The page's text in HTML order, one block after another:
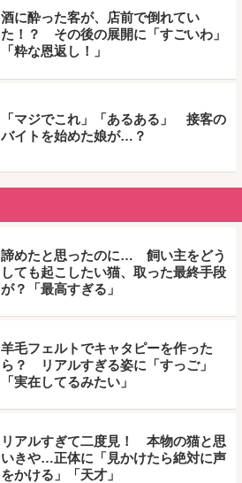
酒に酔った客が、店前で倒れてい
た！？ その後の展開に「すごいわ」
「粋な恩返し！」
「マジでこれ」「あるある」 接客の
バイトを始めた娘が…？
諦めたと思ったのに… 飼い主をどう
しても起こしたい猫、取った最終手段
が？「最高すぎる」
羊毛フェルトでキャタピーを作った
ら？ リアルすぎる姿に「すっご」
「実在してるみたい」
リアルすぎて二度見！ 本物の猫と思
いきや…正体に「見かけたら絶対に声
をかける」「天才」